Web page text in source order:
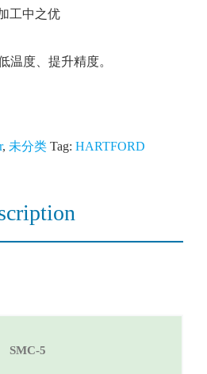
工中之优
温度、提升精度。
, 未分类 Tag: HARTFORD
SMC-5